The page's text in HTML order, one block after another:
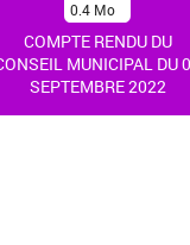
COMPTE RENDU DU
MUNICIPAL DU
SEPTEMBRE 2022
0.4 Mo
)